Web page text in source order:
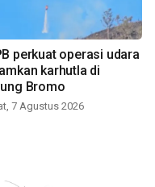
perkuat operasi udara
karhutla di
Bromo
7 Agustus 2026